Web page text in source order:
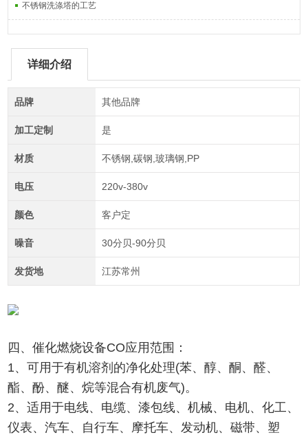
不锈钢洗涤塔的工艺
详细介绍
品牌 其他品牌
加工定制 是
材质 不锈钢,碳钢,玻璃钢,PP
电压 220v-380v
颜色 客户定
噪音 30分贝-90分贝
发货地 江苏常州
四、催化燃烧设备CO应用范围：
1、可用于有机溶剂的净化处理(苯、醇、酮、醛、
酯、酚、醚、烷等混合有机废气)。
2、适用于电线、电缆、漆包线、机械、电机、化工、
仪表、汽车、自行车、摩托车、发动机、磁带、塑